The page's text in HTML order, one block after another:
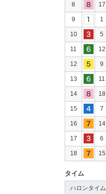
8 17
9 1
10 5
11 12
12 9
13 11
14 18
15 7
16 14
17 6
18 15
タイム
ハロンタイム